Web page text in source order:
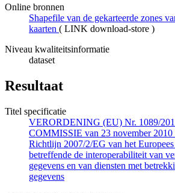
Online bronnen
Shapefile van de gekarteerde zones
kaarten ( LINK download-store )
Niveau kwaliteitsinformatie
dataset
Resultaat
Titel specificatie
VERORDENING (EU) Nr. 1089/
COMMISSIE van 23 november 2010
Richtlijn 2007/2/EG van het Europees
betreffende de interoperabiliteit van
gegevens en van diensten met
gegevens